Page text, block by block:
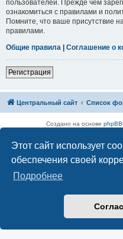
Этот сайт использует
обеспечения своей
Подробнее
пользователей. Прежде чем
ознакомиться с правилами и
Помните, что ваше присутствие
правилами.
Общие правила | Соглашение о
Регистрация
Центральный сайт Список
Создано на основе phpBB